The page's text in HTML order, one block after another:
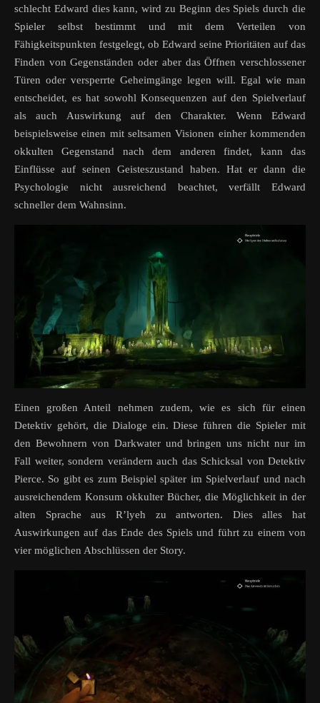
schlecht Edward dies kann, wird zu Beginn des Spiels durch die
Spieler selbst bestimmt und mit dem Verteilen von
Fähigkeitspunkten festgelegt, ob Edward seine Prioritäten auf das
Finden von Gegenständen oder aber das Öffnen verschlossener
Türen oder versperrte Geheimgänge legen will. Egal wie man
entscheidet, es hat sowohl Konsequenzen auf den Spielverlauf
als auch Auswirkung auf den Charakter. Wenn Edward
beispielsweise einen mit seltsamen Visionen einher kommenden
okkulten Gegenstand nach dem anderen findet, kann das
Einflüsse auf seinen Geisteszustand haben. Hat er dann die
Psychologie nicht ausreichend beachtet, verfällt Edward
schneller dem Wahnsinn.
Einen großen Anteil nehmen zudem, wie es sich für einen
Detektiv gehört, die Dialoge ein. Diese führen die Spieler mit
den Bewohnern von Darkwater und bringen uns nicht nur im
Fall weiter, sondern verändern auch das Schicksal von Detektiv
Pierce. So gibt es zum Beispiel später im Spielverlauf und nach
ausreichendem Konsum okkulter Bücher, die Möglichkeit in der
alten Sprache aus R’lyeh zu antworten. Dies alles hat
Auswirkungen auf das Ende des Spiels und führt zu einem von
vier möglichen Abschlüssen der Story.